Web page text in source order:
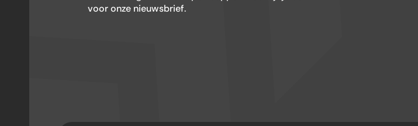
voor onze nieuwsbrief.